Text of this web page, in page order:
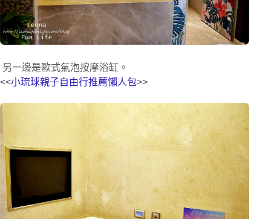
另一邊是歐式氣泡按摩浴缸。
<<小琉球親子自由行推薦懶人包>>